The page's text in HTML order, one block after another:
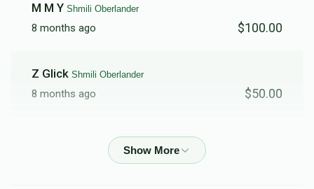
$8,000
Donated Donors
M M Y Shmili Oberlander
8 months ago $100.00
Z Glick Shmili Oberlander
8 months ago $50.00
Shmili Oberlander